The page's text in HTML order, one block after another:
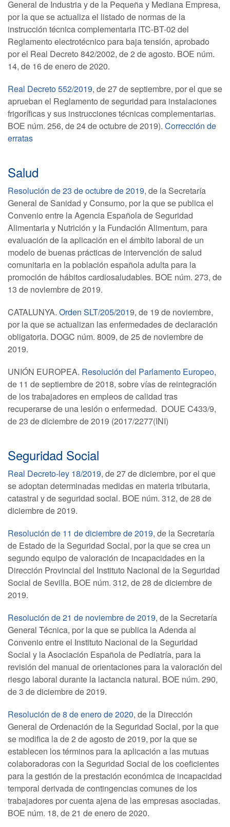
General de Industria y de la Pequeña y Mediana Empresa,
por la que se actualiza el listado de normas de la
instrucción técnica complementaria ITC-BT-02 del
Reglamento electrotécnico para baja tensión, aprobado
por el Real Decreto 842/2002, de 2 de agosto. BOE núm.
14, de 16 de enero de 2020.
Real Decreto 552/2019, de 27 de septiembre, por el que se
aprueban el Reglamento de seguridad para instalaciones
frigoríficas y sus instrucciones técnicas complementarias.
BOE núm. 256, de 24 de octubre de 2019). Corrección de
erratas
Salud
Resolución de 23 de octubre de 2019, de la Secretaría
General de Sanidad y Consumo, por la que se publica el
Convenio entre la Agencia Española de Seguridad
Alimentaria y Nutrición y la Fundación Alimentum, para
evaluación de la aplicación en el ámbito laboral de un
modelo de buenas prácticas de intervención de salud
comunitaria en la población española adulta para la
promoción de hábitos cardiosaludables. BOE núm. 273, de
13 de noviembre de 2019.
CATALUNYA. Orden SLT/205/2019, de 19 de noviembre,
por la que se actualizan las enfermedades de declaración
obligatoria. DOGC núm. 8009, de 25 de noviembre de
2019.
UNIÓN EUROPEA. Resolución del Parlamento Europeo,
de 11 de septiembre de 2018, sobre vías de reintegración
de los trabajadores en empleos de calidad tras
recuperarse de una lesión o enfermedad. DOUE C433/9,
de 23 de diciembre de 2019 (2017/2277(INI)
Seguridad Social
Real Decreto-ley 18/2019, de 27 de diciembre, por el que
se adoptan determinadas medidas en materia tributaria,
catastral y de seguridad social. BOE núm. 312, de 28 de
diciembre de 2019.
Resolución de 11 de diciembre de 2019, de la Secretaría
de Estado de la Seguridad Social, por la que se crea un
segundo equipo de valoración de incapacidades en la
Dirección Provincial del Instituto Nacional de la Seguridad
Social de Sevilla. BOE núm. 312, de 28 de diciembre de
2019.
Resolución de 21 de noviembre de 2019, de la Secretaría
General Técnica, por la que se publica la Adenda al
Convenio entre el Instituto Nacional de la Seguridad
Social y la Asociación Española de Pediatría, para la
revisión del manual de orientaciones para la valoración del
riesgo laboral durante la lactancia natural. BOE núm. 290,
de 3 de diciembre de 2019.
Resolución de 8 de enero de 2020, de la Dirección
General de Ordenación de la Seguridad Social, por la que
se modifica la de 2 de agosto de 2019, por la que se
establecen los términos para la aplicación a las mutuas
colaboradoras con la Seguridad Social de los coeficientes
para la gestión de la prestación económica de incapacidad
temporal derivada de contingencias comunes de los
trabajadores por cuenta ajena de las empresas asociadas.
BOE núm. 18, de 21 de enero de 2020.